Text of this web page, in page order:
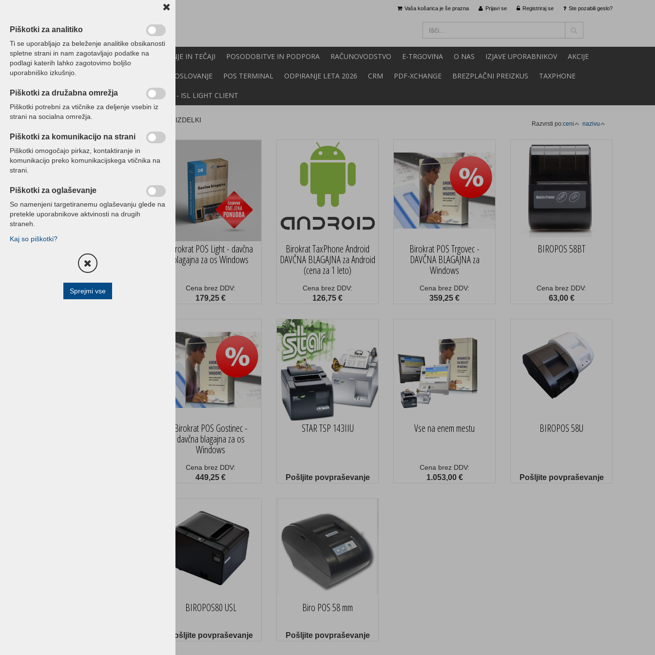
Prijavi se Registriraj se Ste pozabili geslo?
Vaša košarica je še prazna
PROGRAMI BIROKRAT IZOBRAŽEVANJE IN TEČAJI POSODOBITVE IN PODPORA RAČUNOVODSTVO E-TRGOVINA O NAS IZJAVE UPORABNIKOV AKCIJE
CENIK E-POSLOVANJE POS TERMINAL ODPIRANJE LETA 2026 CRM PDF-XCHANGE BREZPLAČNI PREIZKUS TAXPHONE
DEMO VERZIJE POMOČ NA DALJAVO - ISL LIGHT CLIENT
Programski paketi Birokrat
POS - Davčna blagajna
Tiskalniki - POS
blaga in inventuro
Blagajniški predali
All in one - POS Sistemi
Razvrsti po:ceni nazivu
TOP IZDELKI
Birokrat POS Light - davčna
blagajna za os Windows
Cena brez DDV:
179,25 €
Birokrat TaxPhone Android
DAVČNA BLAGAJNA za Android
(cena za 1 leto)
Cena brez DDV:
126,75 €
Birokrat POS Trgovec -
DAVČNA BLAGAJNA za
Windows
Cena brez DDV:
359,25 €
BIROPOS 58BT
Cena brez DDV:
63,00 €
Birokrat POS Gostinec -
davčna blagajna za os
Windows
Cena brez DDV:
449,25 €
STAR TSP 143IIU
Pošljite povpraševanje
Vse na enem mestu
Cena brez DDV:
1.053,00 €
BIROPOS 58U
Pošljite povpraševanje
BIROPOS80 USL
Pošljite povpraševanje
Biro POS 58 mm
Pošljite povpraševanje
Piškotki za analitiko
Ti se uporabljajo za beleženje analitike obsikanosti
spletne strani in nam zagotavljajo podatke na
podlagi katerih lahko zagotovimo boljšo
uporabniško izkušnjo.
Piškotki za družabna omrežja
Piškotki potrebni za vtičnike za deljenje vsebin iz
strani na socialna omrežja.
Piškotki za komunikacijo na strani
Piškotki omogočajo pirkaz, kontaktiranje in
komunikacijo preko komunikacijskega vtičnika na
strani.
Piškotki za oglaševanje
So namenjeni targetiranemu oglaševanju glede na
pretekle uporabnikove aktvinosti na drugih
straneh.
Kaj so piškotki?
Sprejmi vse